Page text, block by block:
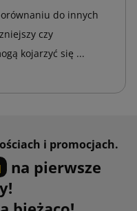
bąbelkowej jest niski.
na oddzielenie i
niedrogą i wytrzymałą
rozwiązaniem do
do innych
czy
kojarzyć się ...
i promocjach.
na pierwsze